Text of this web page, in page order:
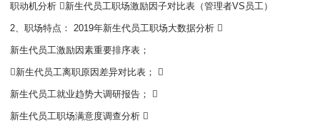
职动机分析 新生代员工职场激励因子对比表（管理者VS员工）
2、职场特点： 2019年新生代员工职场大数据分析 
新生代员工激励因素重要排序表；
新生代员工离职原因差异对比表； 
新生代员工就业趋势大调研报告； 
新生代员工职场满意度调查分析 